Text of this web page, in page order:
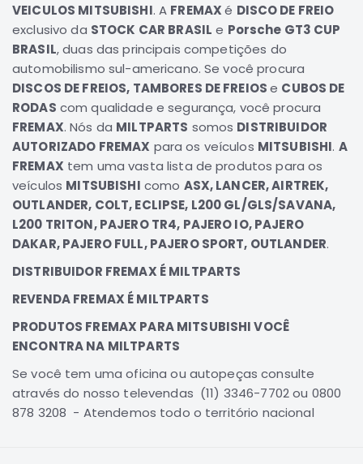
Transmissão
Elétrica
Acessórios
L200
GL,
GLS
e
Motor
Suspensão
Freio
Correias
Filtros
Transmissão
Elétrica
Acessórios
Pajero
Motor
Suspensão
VEICULOS MITSUBISHI. A FREMAXé DISCO DE FREIO
exclusivo da STOCK CAR BRASIL e Porsche GT3 CUP
BRASIL, duas das principais competições do
automobilismo sul-americano. Se você procura
DISCOS DE FREIOS, TAMBORES DE FREIOSe CUBOS DE
RODAS com qualidade e segurança, você procura
FREMAX. Nós da MILTPARTS somos DISTRIBUIDOR
AUTORIZADO FREMAX para os veículos MITSUBISHI. A
FREMAX tem uma vasta lista de produtos para os
veículos MITSUBISHI como ASX, LANCER, AIRTREK,
OUTLANDER, COLT, ECLIPSE, L200 GL/GLS/SAVANA,
L200 TRITON, PAJERO TR4, PAJERO IO, PAJERO
DAKAR, PAJERO FULL, PAJERO SPORT, OUTLANDER.
DISTRIBUIDOR FREMAX É MILTPARTS
REVENDA FREMAX É MILTPARTS
PRODUTOS FREMAX PARA MITSUBISHI VOCÊ
ENCONTRA NA MILTPARTS
Se você tem uma oficina ou autopeças consulte
através do nosso televendas (11) 3346-7702 ou 0800
878 3208 - Atendemos todo o território nacional